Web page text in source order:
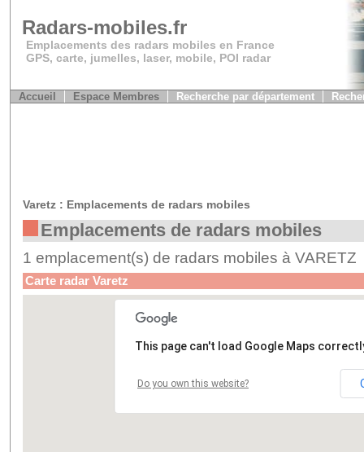
Radars-mobiles.fr
Emplacements des radars mobiles en France
GPS, carte, jumelles, laser, mobile, POI radar
Accueil Espace Membres Recherche par département
Varetz : Emplacements de radars mobiles
Emplacements de radars mobiles
1 emplacement(s) de radars mobiles à VARETZ
Carte radar Varetz
This page can't load Google Maps
Do you own this website?